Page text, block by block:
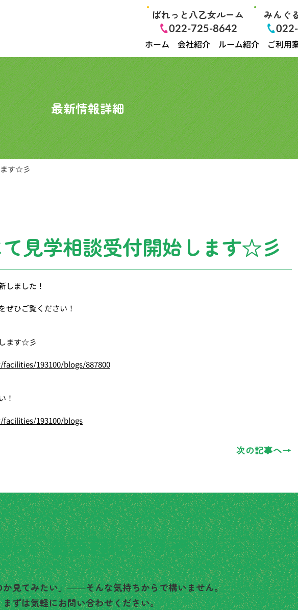
ぱれっと八乙女ルーム
022-725-8642
みんぐ
ホーム 会社紹介 ルーム紹介 ご利用
最新情報詳細
す☆彡
見学相談受付開始します☆彡
しました！
ぜひご覧ください！
ます☆彡
193100/blogs/887800
！
193100/blogs
次の記事へ→
、お気軽にどうぞ
見てみたい」――そんな気持ちからで構いません。
ずは気軽にお問い合わせください。